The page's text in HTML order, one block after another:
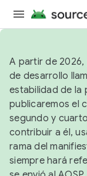
A partir de
de desarrollo
estabilidad de la
publicaremos el
segundo y
contribuir a él,
rama del
siempre hará